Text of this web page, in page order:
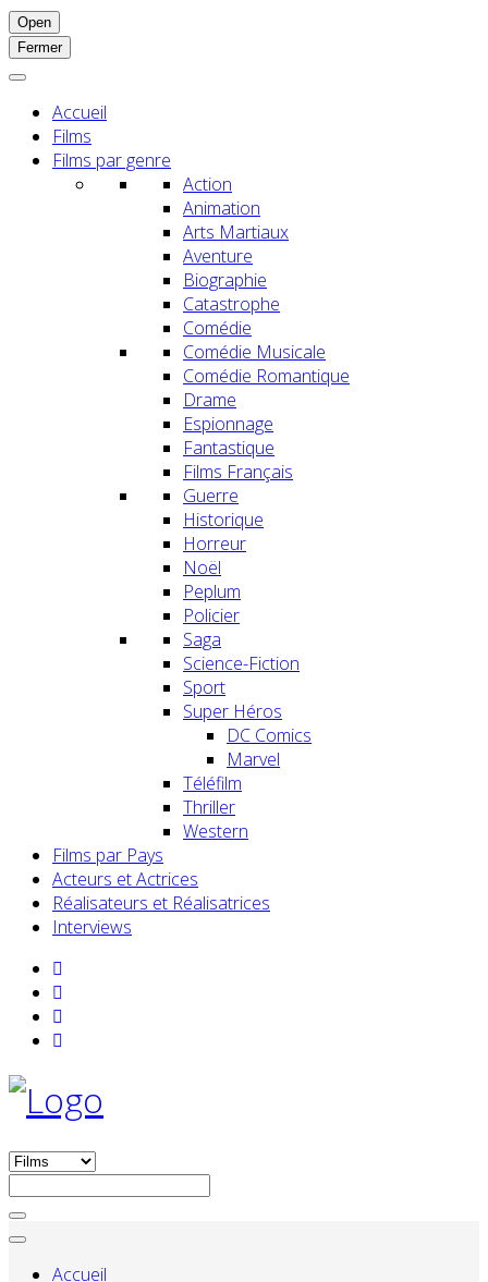
Open
Fermer
Accueil
Films
Films par genre
Action
Animation
Arts Martiaux
Aventure
Biographie
Catastrophe
Comédie
Comédie Musicale
Comédie Romantique
Drame
Espionnage
Fantastique
Films Français
Guerre
Historique
Horreur
Noël
Peplum
Policier
Saga
Science-Fiction
Sport
Super Héros
DC Comics
Marvel
Téléfilm
Thriller
Western
Films par Pays
Acteurs et Actrices
Réalisateurs et Réalisatrices
Interviews
Accueil